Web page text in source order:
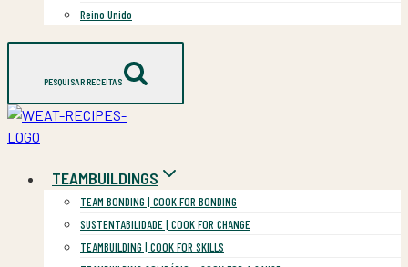
Reino Unido
PESQUISAR RECEITAS
TEAMBUILDINGS
TEAM BONDING | COOK FOR BONDING
SUSTENTABILIDADE | COOK FOR CHANGE
TEAMBUILDING | COOK FOR SKILLS